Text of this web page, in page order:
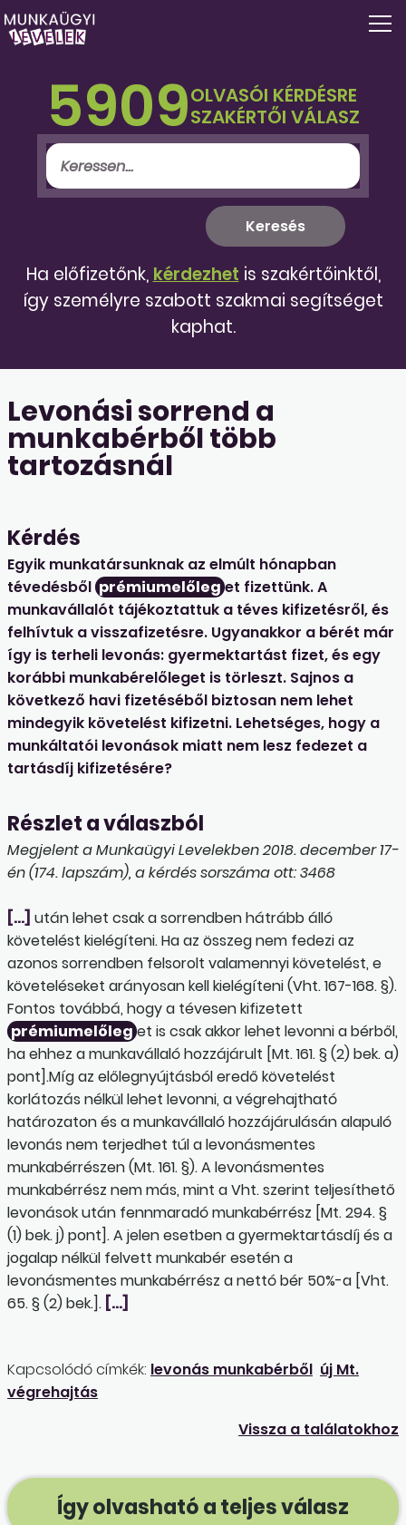
5909OLVASÓI KÉRDÉSRE
SZAKÉRTŐI VÁLASZ
Ha előfizetőnk, kérdezhet is szakértőinktől,
így személyre szabott szakmai segítséget
kaphat.
Levonási sorrend a
munkabérből több
tartozásnál
Kérdés
Egyik munkatársunknak az elmúlt hónapban
tévedésből prémiumelőleg et fizettünk. A
munkavállalót tájékoztattuk a téves kifizetésről, és
felhívtuk a visszafizetésre. Ugyanakkor a bérét már
így is terheli levonás: gyermektartást fizet, és egy
korábbi munkabérelőleget is törleszt. Sajnos a
következő havi fizetéséből biztosan nem lehet
mindegyik követelést kifizetni. Lehetséges, hogy a
munkáltatói levonások miatt nem lesz fedezet a
tartásdíj kifizetésére?
Részlet a válaszból
Megjelent a Munkaügyi Levelekben 2018. december 17-
én (174. lapszám), a kérdés sorszáma ott: 3468
[…] után lehet csak a sorrendben hátrább álló
követelést kielégíteni. Ha az összeg nem fedezi az
azonos sorrendben felsorolt valamennyi követelést, e
követeléseket arányosan kell kielégíteni (Vht. 167-168. §).
Fontos továbbá, hogy a tévesen kifizetett
prémiumelőleg et is csak akkor lehet levonni a bérből,
ha ehhez a munkavállaló hozzájárult [Mt. 161. § (2) bek. a)
pont].Míg az előlegnyújtásból eredő követelést
korlátozás nélkül lehet levonni, a végrehajtható
határozaton és a munkavállaló hozzájárulásán alapuló
levonás nem terjedhet túl a levonásmentes
munkabérrészen (Mt. 161. §). A levonásmentes
munkabérrész nem más, mint a Vht. szerint teljesíthető
levonások után fennmaradó munkabérrész [Mt. 294. §
(1) bek. j) pont]. A jelen esetben a gyermektartásdíj és a
jogalap nélkül felvett munkabér esetén a
levonásmentes munkabérrész a nettó bér 50%-a [Vht.
65. § (2) bek.]. […]
Kapcsolódó címkék: levonás munkabérből új Mt.
végrehajtás
Vissza a találatokhoz
Így olvasható a teljes válasz